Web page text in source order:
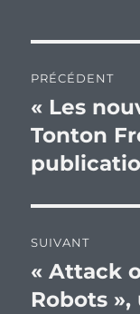
de
l’article
PRÉCÉDENT
Publication
précédente :
« Les
Tonton
SUIVANT
Publication
suivante :
« Attack
Robots